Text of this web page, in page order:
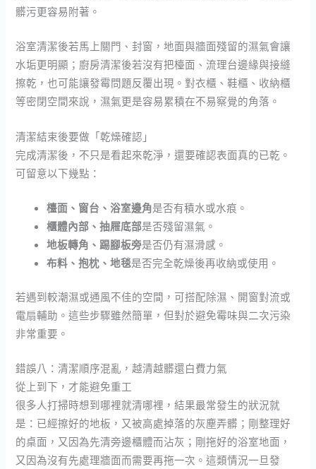
髒污更容易附著。
浴室清潔後若馬上關門、封窗，地面與牆面殘留的濕氣會讓
水垢更明顯；廚房清潔後若沒有把檯面、流理台邊緣與接縫
擦乾，也可能讓發霉問題反覆出現。對衣櫃、鞋櫃、收納櫃
等密閉空間來說，濕氣更是容易累積在不易察覺的角落。
清潔結束後要做「乾燥確認」
完成清潔後，不只是看起來乾淨，還要確認表面真的已乾。
可留意以下幾點：
檯面、窗台、浴室邊角是否有積水或水痕。
櫃體內部、抽屜底部是否殘留濕氣。
地板轉角、踢腳板旁是否仍有濕滑感。
布料、抱枕、地毯是否完全乾燥後再收納或使用。
若遇到較潮濕或通風不佳的空間，可搭配除濕、開窗對流或
電扇輔助。這些步驟雖然簡單，但對於避免霉味與二次污染
非常重要。
錯誤八：清潔順序混亂，越清越髒還白費力氣
從上到下，才能避免重工
很多人打掃時想到哪裡就清哪裡，結果最常發生的狀況就
是：已經擦好的地板，又被高處掉落的灰塵弄髒；剛整理好
的桌面，又因為先清旁邊櫃體而沾灰；剛拖好的浴室地面，
又因為沒有先處理牆面而需要再拖一次。這類情況一旦發